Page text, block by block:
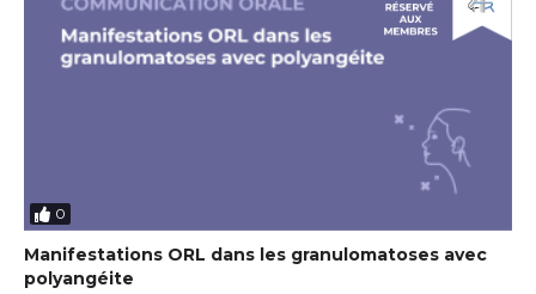
0
Manifestations ORL dans les granulomatoses avec
polyangéite